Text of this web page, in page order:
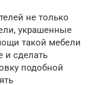
не только
украшенные
такой мебели
и сделать
подобной